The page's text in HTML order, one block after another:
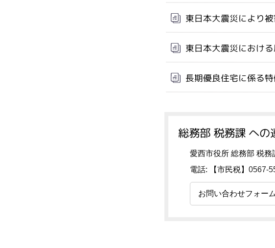
東日本大震災により
東日本大震災におけ
長期優良住宅に係る
総務部 税務課 への
愛西市役所 総務部 税務
電話: 【市民税】 0567-
お問い合わせフォーム